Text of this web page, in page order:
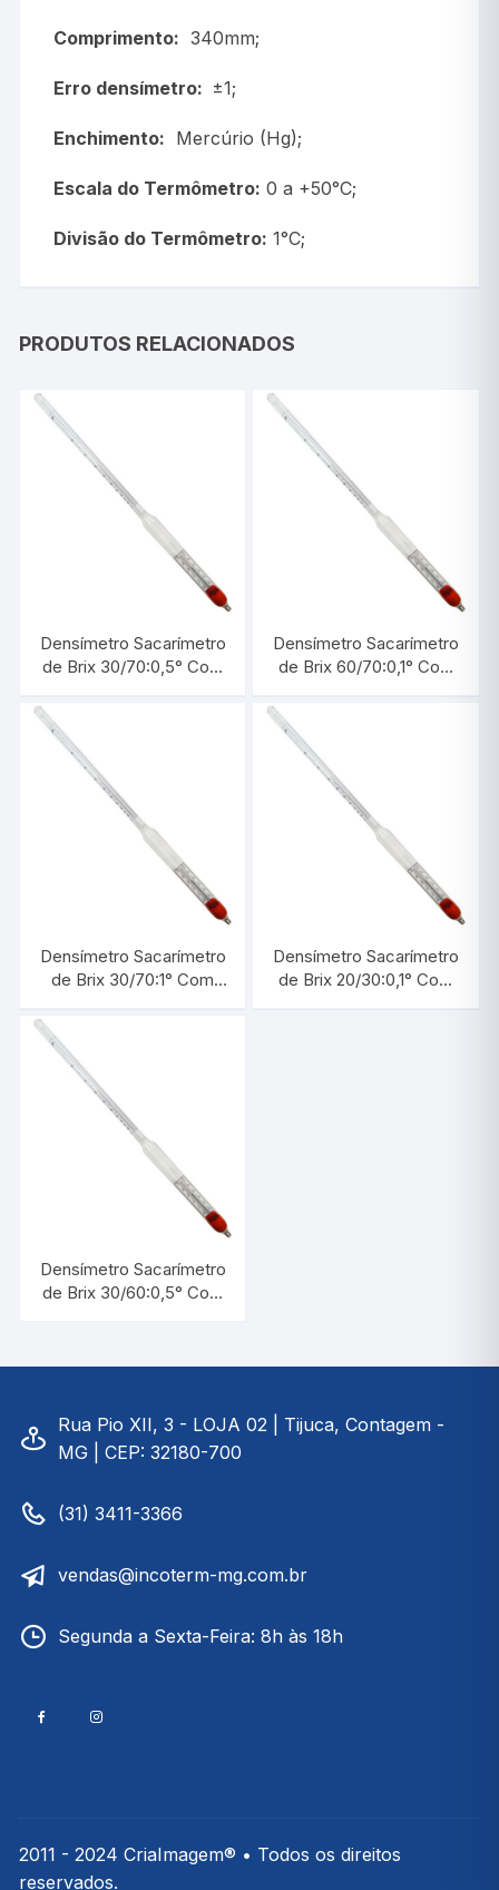
Comprimento: 340mm;
Erro densímetro: ±1;
Enchimento: Mercúrio (Hg);
Escala do Termômetro: 0 a +50°C;
Divisão do Termômetro: 1°C;
PRODUTOS RELACIONADOS
Densímetro Sacarímetro
de Brix 30/70:0,5° Com
Densímetro Sacarímetro
de Brix 60/70:0,1° Com
Densímetro Sacarímetro
de Brix 30/70:1° Com
Densímetro Sacarímetro
de Brix 20/30:0,1° Com
Densímetro Sacarímetro
de Brix 30/60:0,5° Com
Rua Pio XII, 3 - LOJA 02 | Tijuca, Contagem -
MG | CEP: 32180-700
(31) 3411-3366
vendas@incoterm-mg.com.br
Segunda a Sexta-Feira: 8h às 18h
2011 - 2024 CriaImagem® • Todos os direitos
reservados.